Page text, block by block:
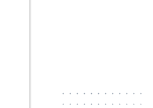
············
············